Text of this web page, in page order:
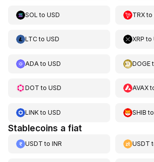
SOL to USD TRXto
LTCto USD XRP to
ADA to USD DOGE
DOT to USD AVAX
LINKto USD SHIB
Stablecoins a fiat
USDT to INR USDT